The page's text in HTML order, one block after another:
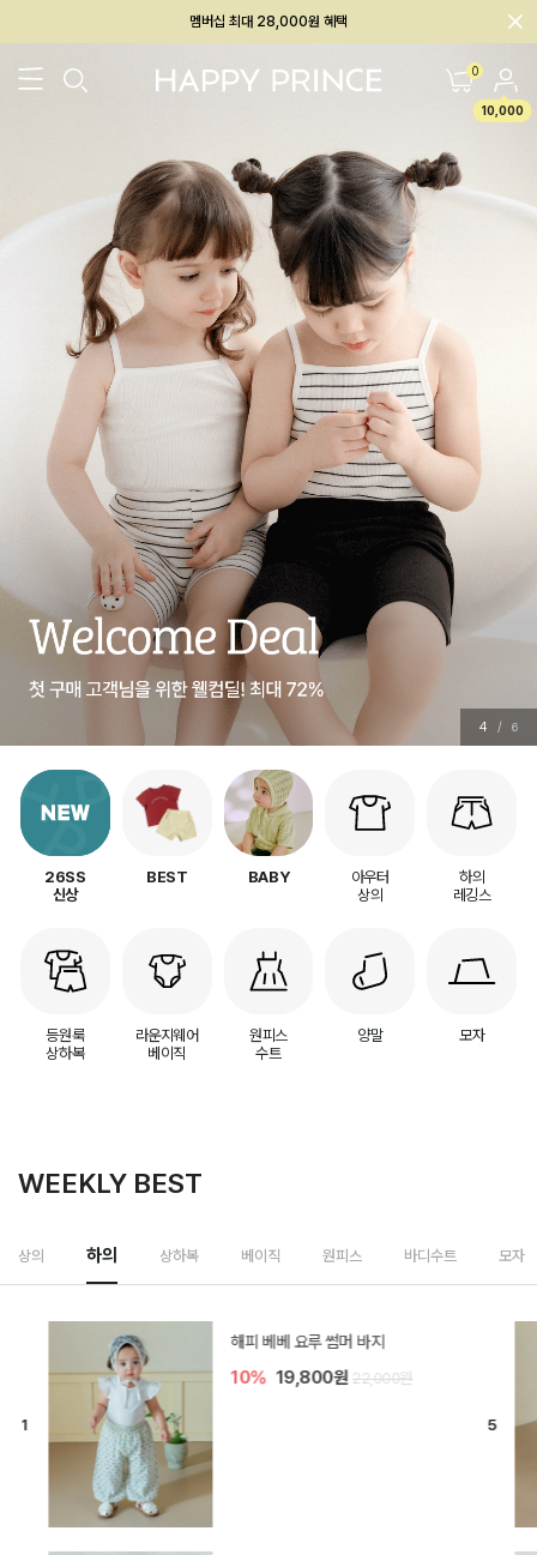
회원전용 아울렛, 가입하면 ~60% 할인!
0
10,000
4 / 6
26SS
신상
BEST BABY
아우터
상의
하의
레깅스
등원룩
상하복
라운지웨어
베이직
원피스
수트
양말 모자
WEEKLY BEST
상의 하의 상하복 베이직 원피스 바디수트 모자
[SIZE ~6Y] 델린 린넨 바지
10% 21,600원 24,000원